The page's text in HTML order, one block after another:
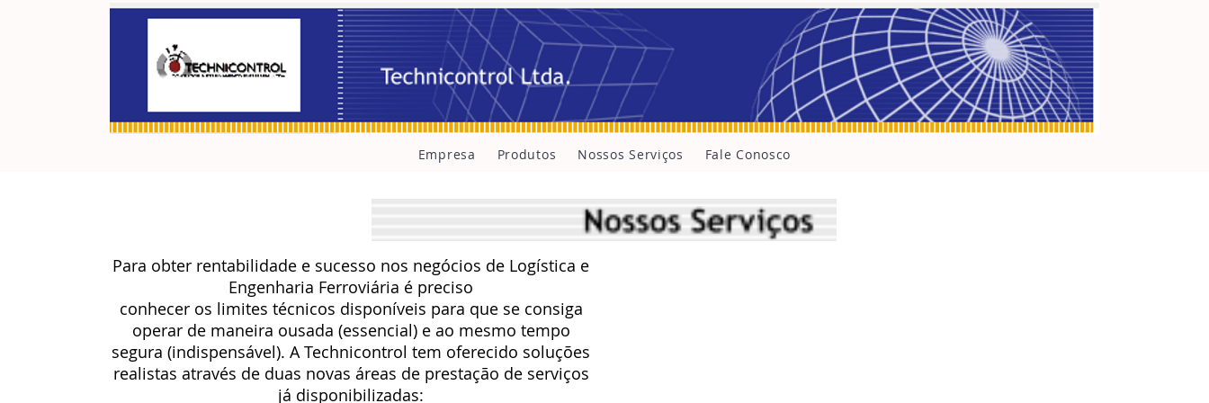
Empresa Produtos Nossos Serviços Fale Conosco
Para obter rentabilidade e sucesso nos negócios de Logística e
Engenharia Ferroviária é preciso
conhecer os limites técnicos disponíveis para que se consiga
operar de maneira ousada (essencial) e ao mesmo tempo
segura (indispensável). A Technicontrol tem oferecido soluções
realistas através de duas novas áreas de prestação de serviços
já disponibilizadas: